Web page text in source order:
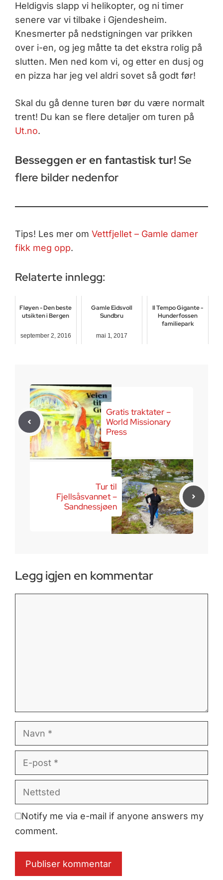
Heldigvis slapp vi helikopter, og ni timer
senere var vi tilbake i Gjendesheim.
Knesmerter på nedstigningen var prikken
over i-en, og jeg måtte ta det ekstra rolig på
slutten. Men ned kom vi, og etter en dusj og
en pizza har jeg vel aldri sovet så godt før!
Skal du gå denne turen bør du være normalt
trent! Du kan se flere detaljer om turen på
Ut.no.
Besseggen er en fantastisk tur! Se
flere bilder nedenfor
Tips! Les mer om Vettfjellet – Gamle damer
fikk meg opp.
Relaterte innlegg:
Fløyen - Den beste
utsikten i Bergen
september 2, 2016
Gamle Eidsvoll
Sundbru
mai 1, 2017
Il Tempo Gigante -
Hunderfossen
familiepark
Gratis traktater –
World Missionary
Press
Tur til
Fjellsåsvannet –
Sandnessjøen
Legg igjen en kommentar
post
Notify me via e-mail if anyone answers my
comment.